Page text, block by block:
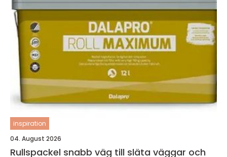
inspiration
04. August 2026
Rullspackel snabb väg till släta väggar och